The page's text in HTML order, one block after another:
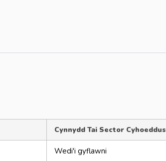
Cynnydd Tai Sector Cyhoeddus
Wedi'i gyflawni